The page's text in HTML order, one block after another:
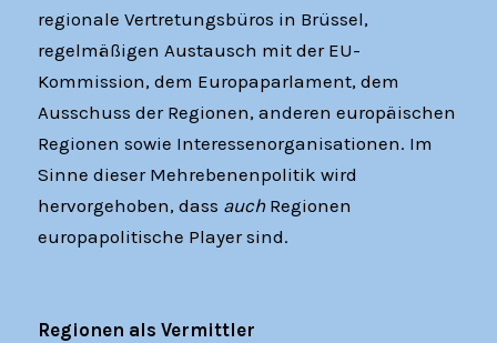
regionale Vertretungsbüros in Brüssel,
regelmäßigen Austausch mit der EU-
Kommission, dem Europaparlament, dem
Ausschuss der Regionen, anderen europäischen
Regionen sowie Interessenorganisationen. Im
Sinne dieser Mehrebenenpolitik wird
hervorgehoben, dass auchRegionen
europapolitische Player sind.
Regionen als Vermittler